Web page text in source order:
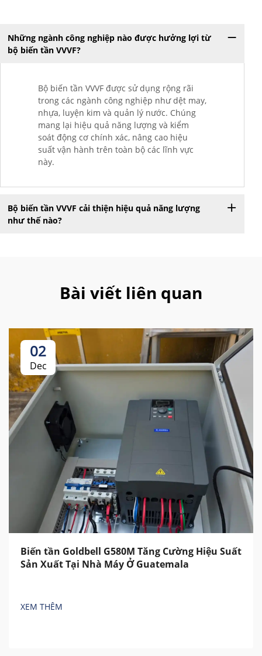
Những ngành công nghiệp nào được hưởng lợi từ
bộ biến tần VVVF?
Bộ biến tần VVVF được sử dụng rộng rãi
trong các ngành công nghiệp như dệt may,
nhựa, luyện kim và quản lý nước. Chúng
mang lại hiệu quả năng lượng và kiểm
soát động cơ chính xác, nâng cao hiệu
suất vận hành trên toàn bộ các lĩnh vực
này.
Bộ biến tần VVVF cải thiện hiệu quả năng lượng
như thế nào?
Bài viết liên quan
02
Dec
Biến tần Goldbell G580M Tăng Cường Hiệu Suất
Sản Xuất Tại Nhà Máy Ở Guatemala
XEM THÊM